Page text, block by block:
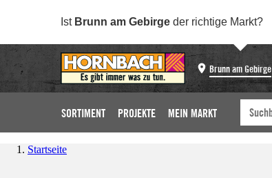
Ist Brunn am Gebirge der richtige Markt?
Brunn am Gebirge
SORTIMENT PROJEKTE MEIN MARKT
Startseite